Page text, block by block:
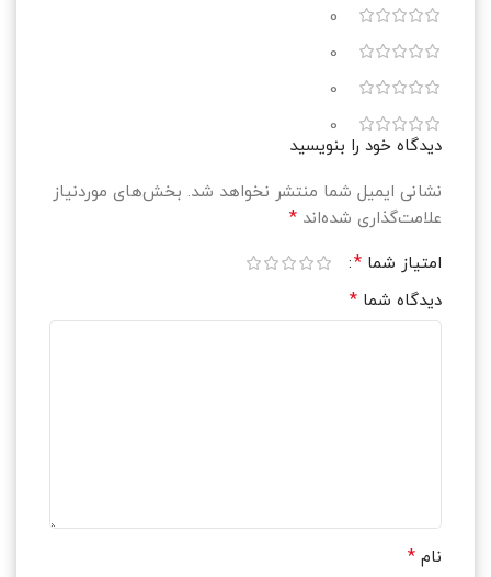
0
0
0
0
دیدگاه خود را بنویسید
نشانی ایمیل شما منتشر نخواهد شد. بخش‌های موردنیاز
علامت‌گذاری شده‌اند *
امتیاز شما *
دیدگاه شما *
نام *